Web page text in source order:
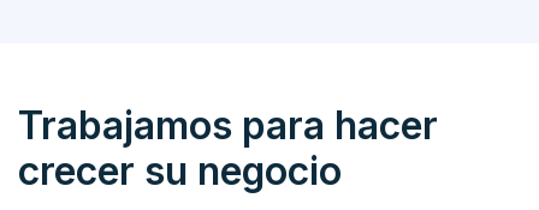
Trabajamos para hacer
crecer su negocio